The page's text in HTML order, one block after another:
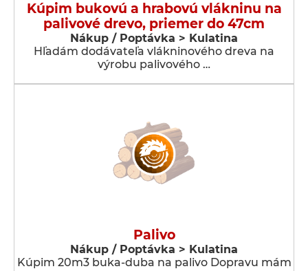
Kúpim bukovú a hrabovú vlákninu na
palivové drevo, priemer do 47cm
Nákup / Poptávka > Kulatina
Hľadám dodávateľa vlákninového dreva na
výrobu palivového …
Palivo
Nákup / Poptávka > Kulatina
Kúpim 20m3 buka-duba na palivo Dopravu mám